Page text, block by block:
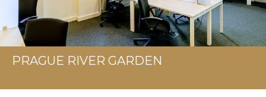
PRAGUE RIVER GARDEN